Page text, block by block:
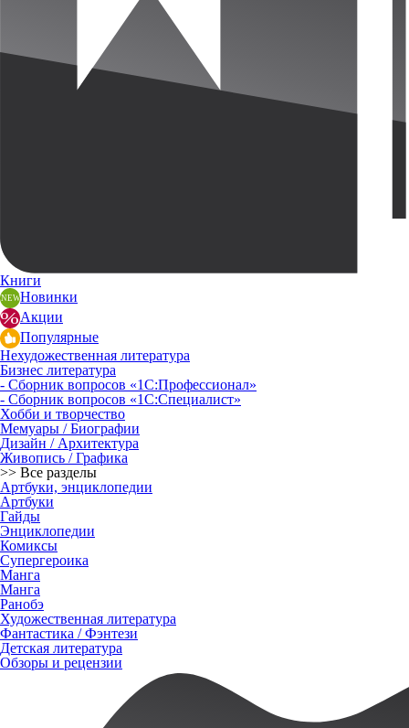
Книги
Новинки
Акции
Популярные
Нехудожественная литература
Бизнес литература
- Сборник вопросов «1С:Профессионал»
- Сборник вопросов «1С:Специалист»
Хобби и творчество
Мемуары / Биографии
Дизайн / Архитектура
Живопись / Графика
>> Все разделы
Артбуки, энциклопедии
Артбуки
Гайды
Энциклопедии
Комиксы
Супергероика
Манга
Манга
Ранобэ
Художественная литература
Фантастика / Фэнтези
Детская литература
Обзоры и рецензии